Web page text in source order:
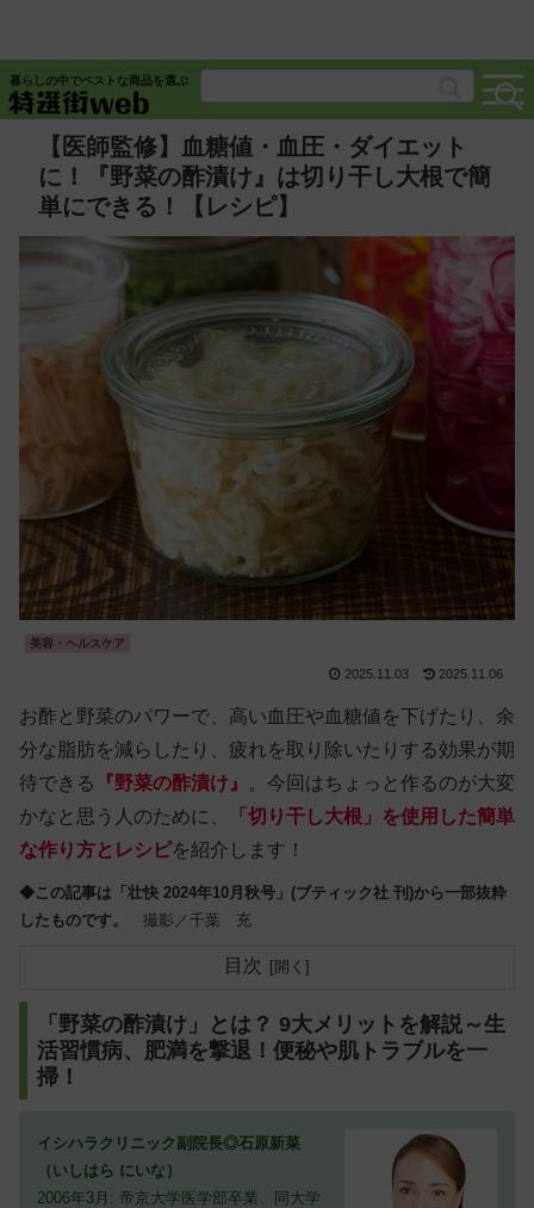
暮らしの中でベストな商品を選ぶ
【医師監修】血糖値・血圧・ダイエット
に！『野菜の酢漬け』は切り干し大根で簡
単にできる！【レシピ】
美容・ヘルスケア
2025.11.03 2025.11.06
お酢と野菜のパワーで、高い血圧や血糖値を下げたり、余
分な脂肪を減らしたり、疲れを取り除いたりする効果が期
待できる
『野菜の酢漬け』
。今回はちょっと作るのが大変
かなと思う人のために、
「切り干し大根」を使用した簡単
な作り方とレシピを紹介します！
◆この記事は「壮快 2024年10月秋号」(ブティック社 刊)から一部抜粋
したものです。 撮影／千葉 充
目次
「野菜の酢漬け」とは？ 9大メリットを解説～生
活習慣病、肥満を撃退！便秘や肌トラブルを一
掃！
イシハラクリニック副院長◎石原新菜
（いしはら にいな）
2006年3月: 帝京大学医学部卒業、同大学